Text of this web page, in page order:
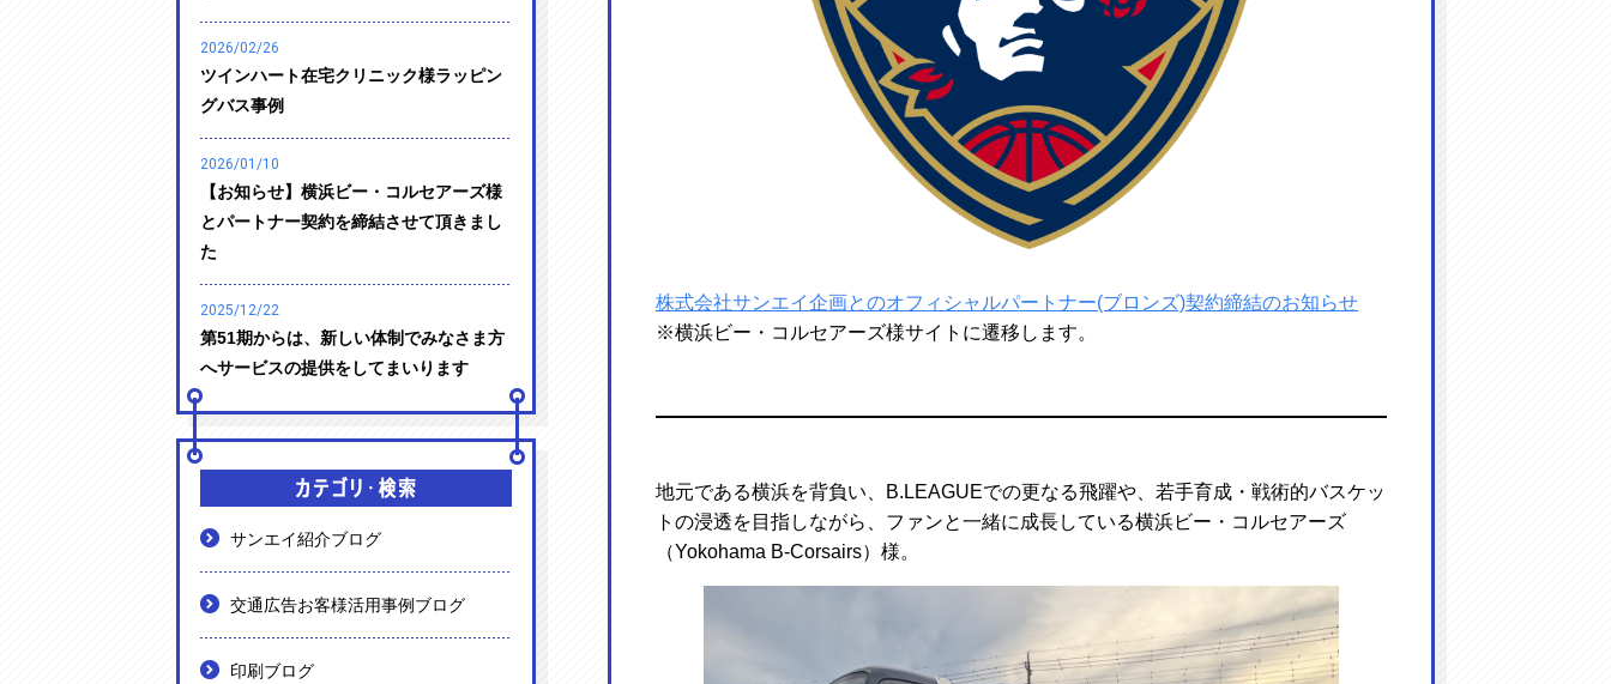
株式会社サンエイ企画とのオフィシャルパートナー(ブロンズ)契約締結のお知らせ
※横浜ビー・コルセアーズ様サイトに遷移します。
地元である横浜を背負い、B.LEAGUEでの更なる飛躍や、若手育成・戦術的バスケッ
トの浸透を目指しながら、ファンと一緒に成長している横浜ビー・コルセアーズ
（Yokohama B-Corsairs）様。
2026/02/26
ツインハート在宅クリニック様ラッピン
グバス事例
2026/01/10
【お知らせ】横浜ビー・コルセアーズ様
とパートナー契約を締結させて頂きまし
た
2025/12/22
第51期からは、新しい体制でみなさま方
へサービスの提供をしてまいります
サンエイ紹介ブログ
交通広告お客様活用事例ブログ
印刷ブログ